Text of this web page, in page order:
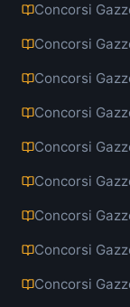
Concorsi
Concorsi
Concorsi
Concorsi
Concorsi
Concorsi
Concorsi
Concorsi
Concorsi